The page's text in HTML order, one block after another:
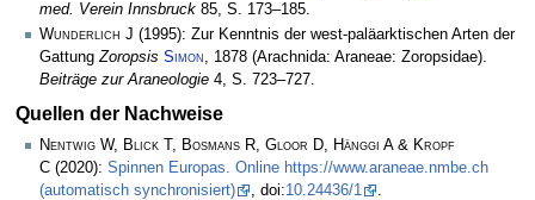
med. Verein Innsbruck 85, S. 173–185.
Wunderlich J (1995): Zur Kenntnis der west-paläarktischen Arten der
Gattung Zoropsis Simon , 1878 (Arachnida: Araneae: Zoropsidae).
Beiträge zur Araneologie 4, S. 723–727.
Quellen der Nachweise
Nentwig W, Blick T, Bosmans R, Gloor D, Hänggi A & Kropf
C (2020): Spinnen Europas. Online https://www.araneae.nmbe.ch
(automatisch synchronisiert)
, doi:10.24436/1